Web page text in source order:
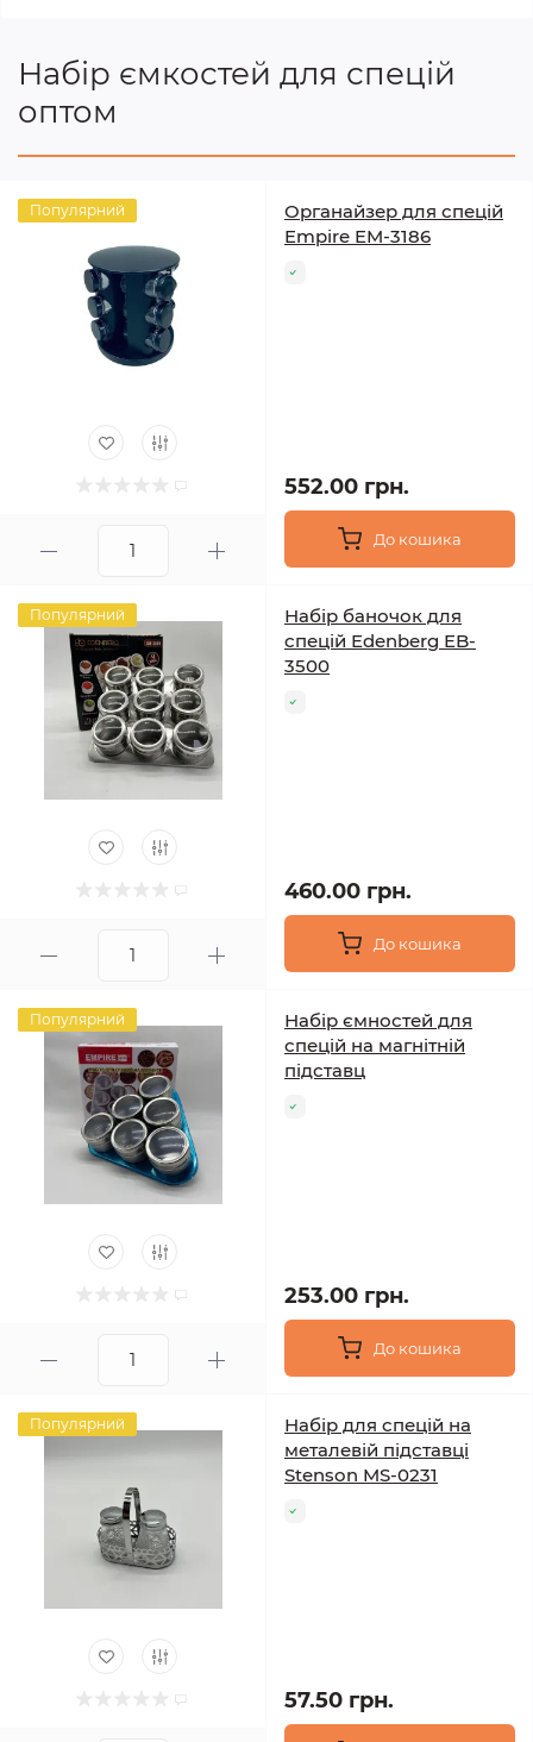
Набір ємкостей для спецій
оптом
Популярний
Органайзер для спецій
Empire EM-3186
552.00 грн.
До кошика
Популярний
Набір баночок для
спецій Edenberg EB-
3500
460.00 грн.
До кошика
Популярний
Набір ємностей для
спецій на магнітній
підставц
253.00 грн.
До кошика
Популярний
Набір для спецій на
металевій підставці
Stenson MS-0231
57.50 грн.